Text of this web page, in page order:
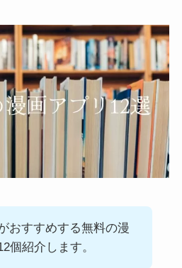
おすすめする無料の漫
個紹介します。